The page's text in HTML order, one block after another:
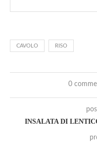
CAVOLO RISO
0
INSALATA DI